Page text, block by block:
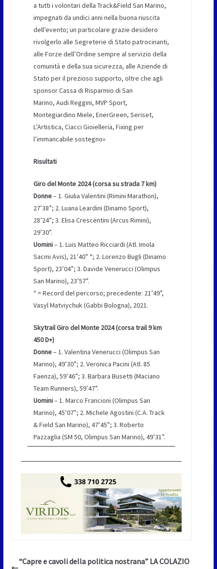
a tutti i volontari della Track&Field San Marino,
impegnati da undici anni nella buona riuscita
dell’evento; un particolare grazie desidero
rivolgerlo alle Segreterie di Stato patrocinanti,
alle Forze dell’Ordine sempre al servizio della
comunità e della sua sicurezza, alle Aziende di
Stato per il prezioso supporto, oltre che agli
sponsor Cassa di Risparmio di San
Marino, Audi Reggini, MVP Sport,
Montegiardino Miele, EnerGreen, Seriset,
L’Artistica, Ciacci Gioielleria, Fixing per
l’immancabile sostegno»
Risultati
Giro del Monte 2024 (corsa su strada 7 km)
Donne– 1. Giulia Valentini (Rimini Marathon),
27’38”; 2. Luana Leardini (Dinamo Sport),
28’24”; 3. Elisa Crescentini (Arcus Rimini),
29’30”.
Uomini– 1. Luis Matteo Ricciardi (Atl. Imola
Sacmi Avis), 21’40” *; 2. Lorenzo Bugli (Dinamo
Sport), 23’04”; 3. Davide Venerucci (Olimpus
San Marino), 23’57”.
* = Record del percorso; precedente: 21’49”,
Vasyl Matviychuk (Gabbi Bologna), 2021.
Skytrail Giro del Monte 2024 (corsa trail 9 km
450 D+)
Donne– 1. Valentina Venerucci (Olimpus San
Marino), 49’30”; 2. Veronica Pacini (Atl. 85
Faenza), 59’46”; 3. Barbara Busetti (Maciano
Team Runners), 59’47”.
Uomini– 1. Marco Francioni (Olimpus San
Marino), 45’07”; 2. Michele Agostini (C.A. Track
& Field San Marino), 47’45”; 3. Roberto
Pazzaglia (SM 50, Olimpus San Marino), 49’31”.
“Capre e cavoli della politica nostrana” LA COLAZIO